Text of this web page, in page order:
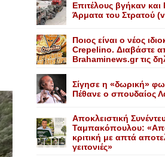
Επιτέλους βγήκαν
Άρματα του Στρατού
Ποιος είναι ο νέος
Crepelino. Διαβάστε
Brahaminews.gr τις
Σίγησε η «δωρική»
Πέθανε o σπουδαίος
Αποκλειστική
Ταμπακόπουλου:
κριτική με απτά
γειτονιές»